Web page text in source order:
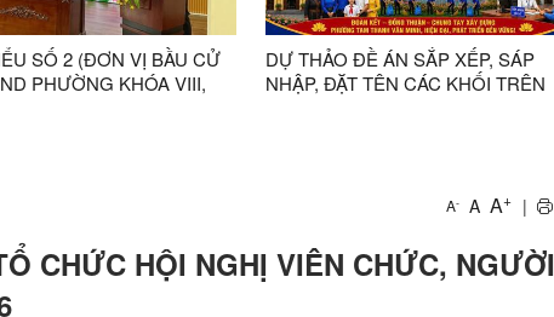
SỐ 2 (ĐƠN VỊ BẦU CỬ
PHƯỜNG KHÓA VIII,
DỰ THẢO ĐỀ ÁN SẮP XẾP, SÁP
NHẬP, ĐẶT TÊN CÁC KHỐI TRÊN
A- A A+ |
CHỨC HỘI NGHỊ VIÊN CHỨC, NGƯỜI